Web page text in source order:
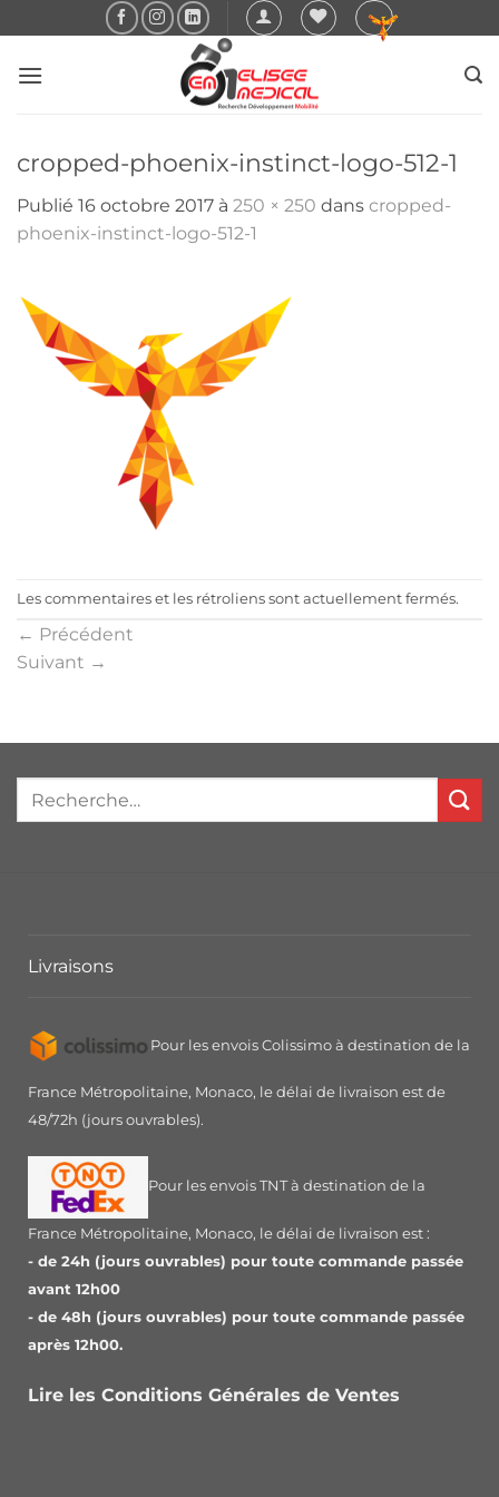
au
contenu
cropped-phoenix-instinct-logo-512-1
Publié 16 octobre 2017 à 250 × 250 dans cropped-
phoenix-instinct-logo-512-1
Les commentaires et les rétroliens sont actuellement fermés.
← Précédent
Suivant →
Livraisons
Pour les envois Colissimo à destination de la
France Métropolitaine, Monaco, le délai de livraison est de
48/72h (jours ouvrables).
Pour les envois TNT à destination de la
France Métropolitaine, Monaco, le délai de livraison est :
- de 24h (jours ouvrables) pour toute commande passée
avant 12h00
- de 48h (jours ouvrables) pour toute commande passée
après 12h00.
Lire les Conditions Générales de Ventes